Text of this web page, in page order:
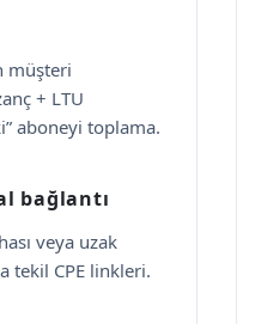
müşteri
+ LTU
aboneyi toplama.
bağlantı
veya uzak
tekil CPE linkleri.